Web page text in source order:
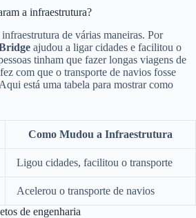
a infraestrutura?
de várias maneiras. Por
ajudou a ligar cidades e facilitou o
tinham que fazer longas viagens de
fez com que o transporte de navios fosse
está uma tabela para mostrar como
Como Mudou a Infraestrutura
Ligou cidades, facilitou o transporte
Acelerou o transporte de navios
de engenharia